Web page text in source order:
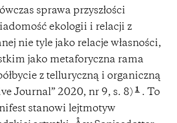
sprawa przyszłości
ekologii i relacji z
nie tyle jako relacje własności,
jako metaforyczna rama
z telluryczną i organiczną
Journal” 2020, nr 9, s. 8) 1 . To
stanowi lejtmotyw